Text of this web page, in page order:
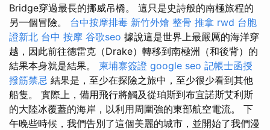
Bridge穿過最長的挪威吊橋。 這只是史詩般的南極旅程的
另一個冒險。 台中按摩排毒 新竹外燴 整骨 推拿 rwd 台胞
證新北 台中 按摩 谷歌seo 據說這是世界上最嚴厲的海洋穿
越，因此前往德雷克（Drake）轉移到南極洲（和後背）的
結果本身就是結果。 柬埔寨簽證 google seo 記帳士函授
撥筋禁忌 結果是，至少在探險之旅中，至少很少看到其他
船隻。 實際上，備用飛行將觸及從珀斯到布宜諾斯艾利斯
的大陸冰覆蓋的海岸，以利用周圍強的東部航空電流。 下
午晚些時候，我們告別了這個美麗的城市，並開始了我們漫